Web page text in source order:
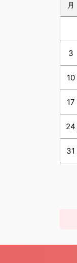
月
3
10
17
24
31